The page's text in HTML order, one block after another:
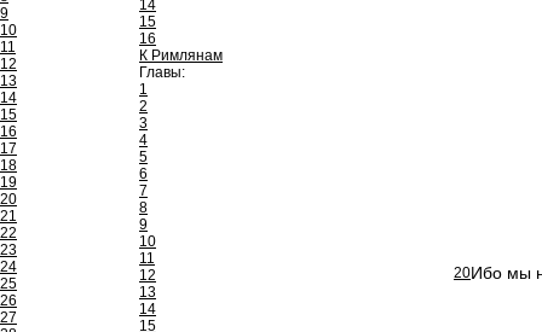
9
10
11
12
13
14
15
16
17
18
19
20
21
22
23
24
25
26
27
14
15
16
К Римлянам
Главы:
1
2
3
4
5
6
7
8
9
10
11
12
13
14
15
20Ибо мы